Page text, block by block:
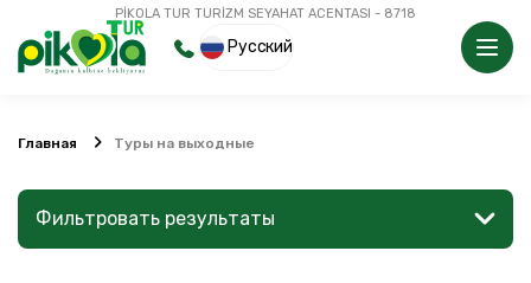
PİKOLA TUR TURİZM SEYAHAT ACENTASI - 8718
Русский
Главная Туры на выходные
Фильтровать результаты